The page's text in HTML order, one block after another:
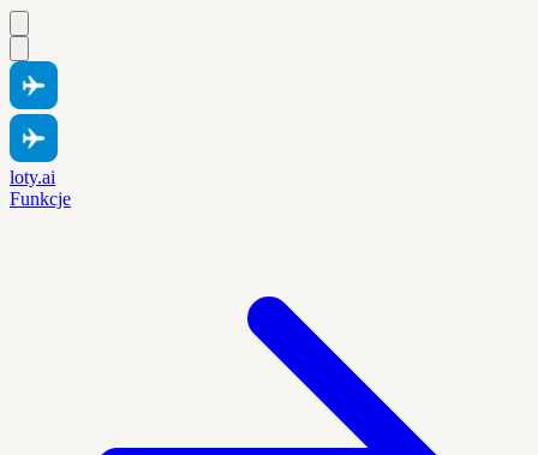
loty.ai
Funkcje